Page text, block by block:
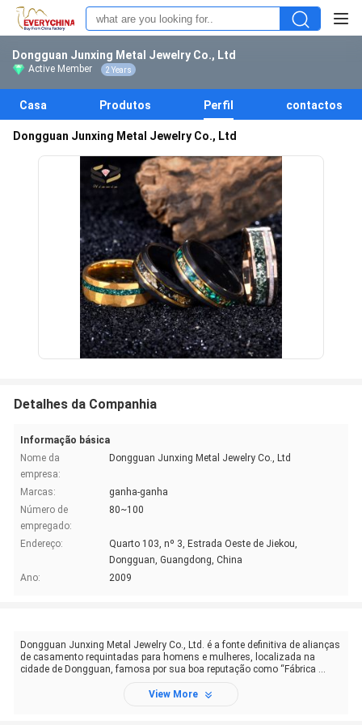
Dongguan Junxing Metal Jewelry Co., Ltd
Active Member 2 Years
Casa Produtos Perfil contactos
Dongguan Junxing Metal Jewelry Co., Ltd
Detalhes da Companhia
Informação básica
Nome da
empresa:
Dongguan Junxing Metal Jewelry Co., Ltd
Marcas:
ganha-ganha
Número de
empregado:
80~100
Endereço:
Quarto 103, nº 3, Estrada Oeste de Jiekou,
Dongguan, Guangdong, China
Ano:
2009
Dongguan Junxing Metal Jewelry Co., Ltd. é a fonte definitiva de alianças
de casamento requintadas para homens e mulheres, localizada na
cidade de Dongguan, famosa por sua boa reputação como “Fábrica ...
View More